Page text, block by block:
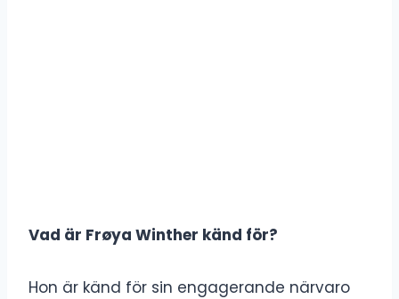
Vad är Frøya Winther känd för?
Hon är känd för sin engagerande närvaro